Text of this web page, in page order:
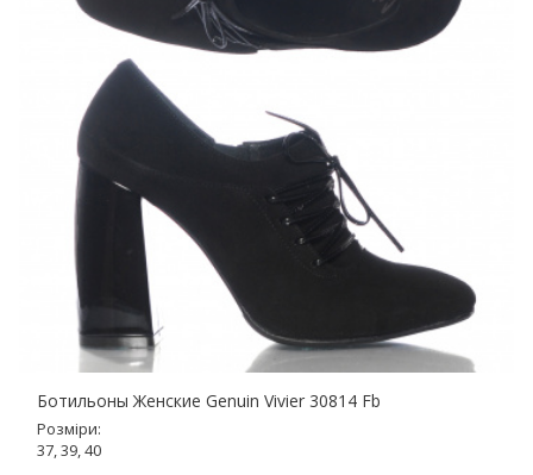
Ботильоны Женские Genuin Vivier 30814 Fb
Розміри:
37, 39, 40